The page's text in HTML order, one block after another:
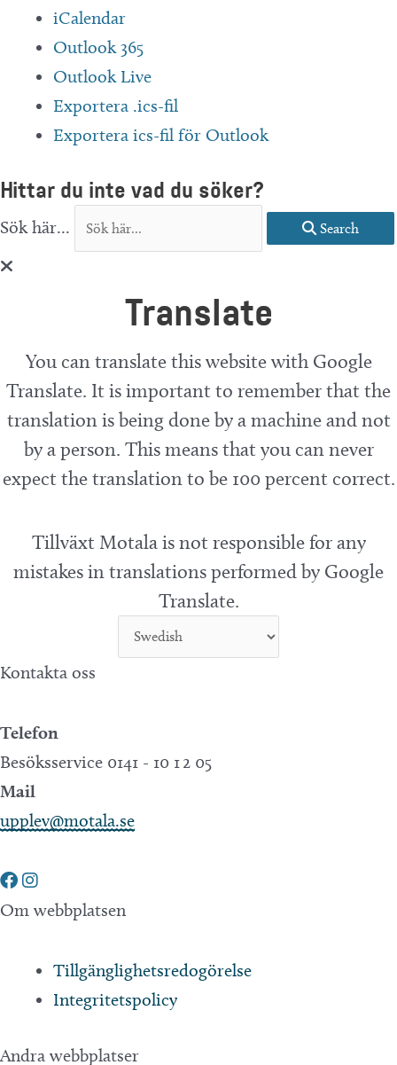
iCalendar
Outlook 365
Outlook Live
Exportera .ics-fil
Exportera ics-fil för Outlook
Hittar du inte vad du söker?
Sök här... Search
Translate
You can translate this website with Google
Translate. It is important to remember that the
translation is being done by a machine and not
by a person. This means that you can never
expect the translation to be 100 percent correct.
Tillväxt Motala is not responsible for any
mistakes in translations performed by Google
Translate.
Kontakta oss
Telefon
Besöksservice 0141 - 10 1 2 05
Mail
upplev@motala.se
Om webbplatsen
Tillgänglighetsredogörelse
Integritetspolicy
Andra webbplatser